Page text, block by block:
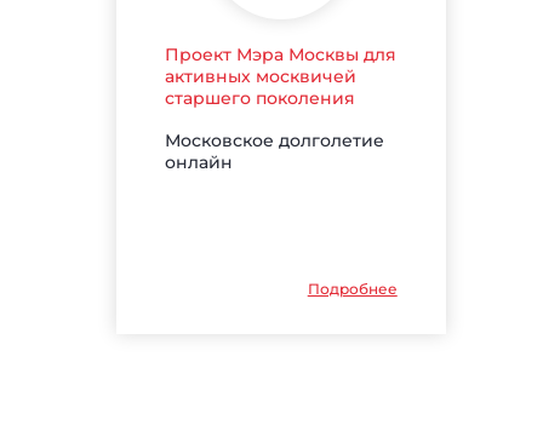
Проект Мэра Москвы для
активных москвичей
старшего поколения
Московское долголетие
онлайн
Подробнее